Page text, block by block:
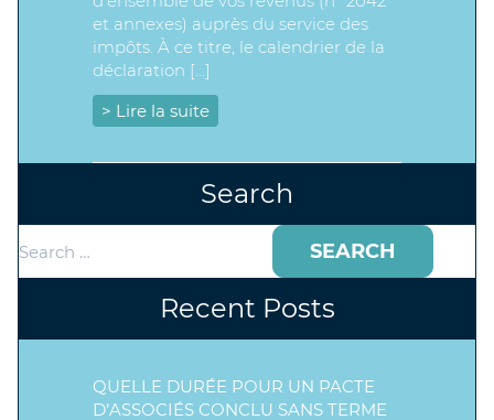
et annexes) auprès du service des
impôts. À ce titre, le calendrier de la
déclaration […]
> Lire la suite
Search
for:
Recent Posts
QUELLE DURÉE POUR UN PACTE
D’ASSOCIÉS CONCLU SANS TERME